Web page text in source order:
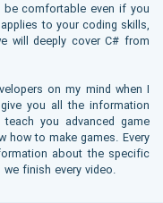
comfortable even if you
to your coding skills,
will deeply cover C# from
on my mind when I
you all the information
you advanced game
how to make games. Every
about the specific
finish every video.